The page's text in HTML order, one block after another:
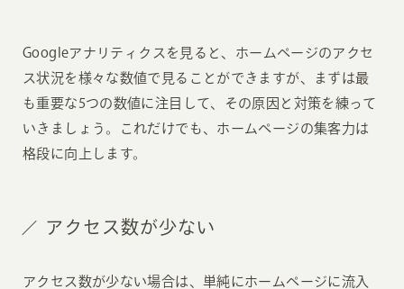
Googleアナリティクスを見ると、ホームページのアクセ
ス状況を様々な数値で見ることができますが、まずは最
も重要な5つの数値に注目して、その原因と対策を練って
いきましょう。これだけでも、ホームページの集客力は
格段に向上します。
アクセス数が少ない
アクセス数が少ない場合は、単純にホームページに流入